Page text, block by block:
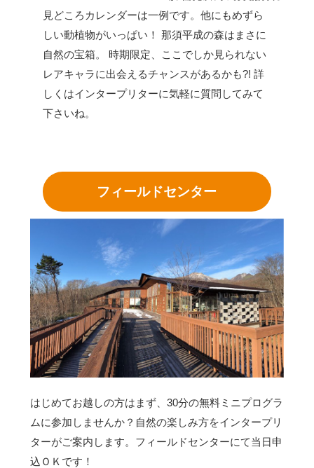
見どころカレンダーは一例です。他にもめずら
しい動植物がいっぱい！ 那須平成の森はまさに
自然の宝箱。
時期限定、ここでしか見られない
レアキャラに出会えるチャンスがあるかも?! 詳
しくはインタープリターに気軽に質問してみて
下さいね。
フィールドセンター
はじめてお越しの方はまず、30分の無料ミニプログラ
ムに参加しませんか？自然の楽しみ方をインタープリ
ターがご案内します。フィールドセンターにて当日申
込ＯＫです！